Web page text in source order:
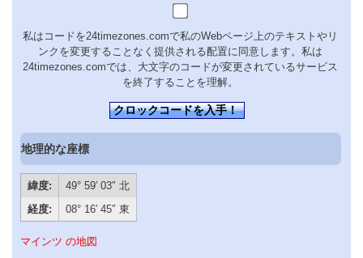
私はコードを24timezones.comで私のWebページ上のテキストやリ
ンクを変更することなく提供される配置に同意します。私は
24timezones.comでは、大文字のコードが変更されているサービス
を終了することを理解。
クロックコードを入手！
地理的な座標
緯度:
49° 59′ 03″ 北
経度:
08° 16′ 45″ 東
マインツ の地図